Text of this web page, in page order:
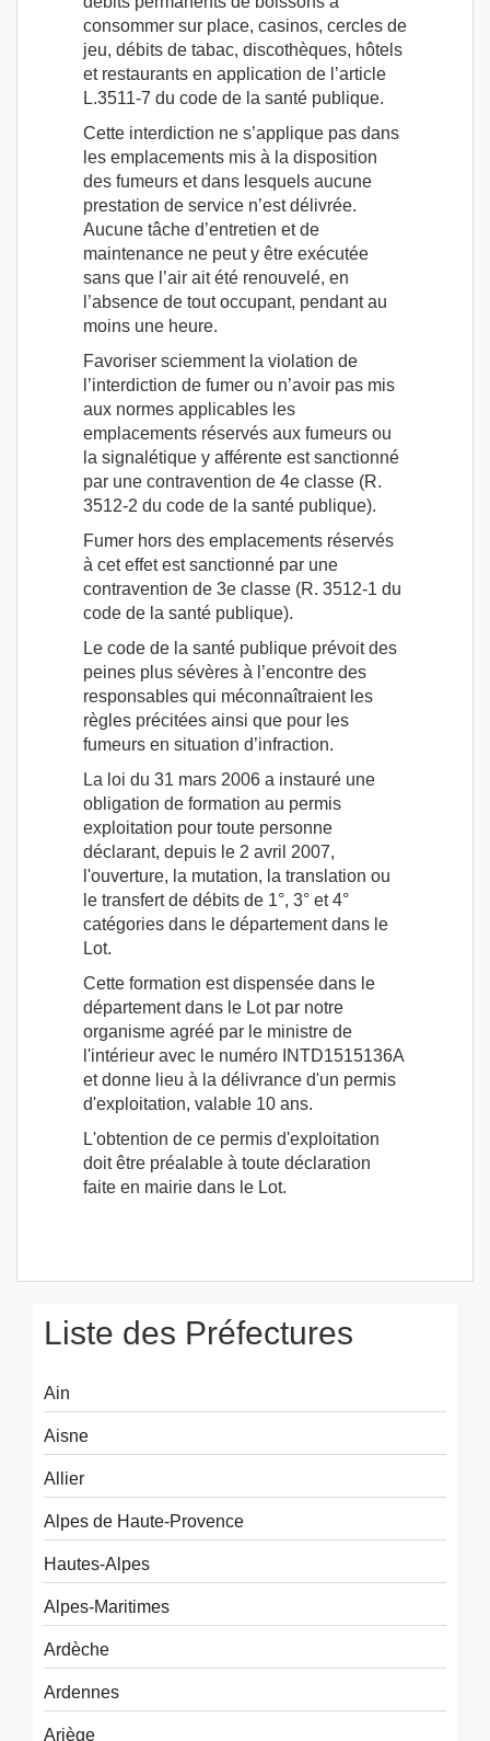
consommer sur place, casinos, cercles de
jeu, débits de tabac, discothèques, hôtels
et restaurants en application de l’article
L.3511-7 du code de la santé publique.
Cette interdiction ne s’applique pas dans
les emplacements mis à la disposition
des fumeurs et dans lesquels aucune
prestation de service n’est délivrée.
Aucune tâche d’entretien et de
maintenance ne peut y être exécutée
sans que l’air ait été renouvelé, en
l’absence de tout occupant, pendant au
moins une heure.
Favoriser sciemment la violation de
l’interdiction de fumer ou n’avoir pas mis
aux normes applicables les
emplacements réservés aux fumeurs ou
la signalétique y afférente est sanctionné
par une contravention de 4e classe (R.
3512-2 du code de la santé publique).
Fumer hors des emplacements réservés
à cet effet est sanctionné par une
contravention de 3e classe (R. 3512-1 du
code de la santé publique).
Le code de la santé publique prévoit des
peines plus sévères à l’encontre des
responsables qui méconnaîtraient les
règles précitées ainsi que pour les
fumeurs en situation d’infraction.
La loi du 31 mars 2006 a instauré une
obligation de formation au permis
exploitation pour toute personne
déclarant, depuis le 2 avril 2007,
l'ouverture, la mutation, la translation ou
le transfert de débits de 1°, 3° et 4°
catégories dans le département dans le
Lot.
Cette formation est dispensée dans le
département dans le Lot par notre
organisme agréé par le ministre de
l'intérieur avec le numéro INTD1515136A
et donne lieu à la délivrance d'un permis
d'exploitation, valable 10 ans.
L'obtention de ce permis d'exploitation
doit être préalable à toute déclaration
faite en mairie dans le Lot.
Liste des Préfectures
Ain
Aisne
Allier
Alpes de Haute-Provence
Hautes-Alpes
Alpes-Maritimes
Ardèche
Ardennes
Ariège